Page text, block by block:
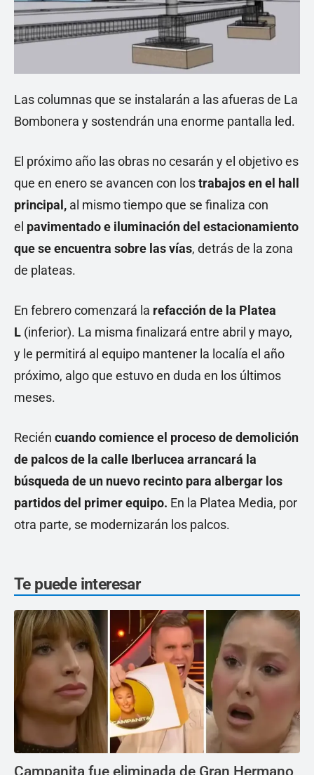
Las columnas que se instalarán a las afueras de La
Bombonera y sostendrán una enorme pantalla led.
El próximo año las obras no cesarán y el objetivo es
que en enero se avancen con lostrabajos en el hall
principal, al mismo tiempo que se finaliza con
el pavimentado e iluminación del estacionamiento
que se encuentra sobre las vías, detrás de la zona
de plateas.
En febrero comenzará la refacción de la Platea
L (inferior). La misma finalizará entre abril y mayo,
y le permitirá al equipo mantener la localía el año
próximo, algo que estuvo en duda en los últimos
meses.
Recién cuando comience el proceso de demolición
de palcos de la calle Iberlucea arrancará la
búsqueda de un nuevo recinto para albergar los
partidos del primer equipo. En la Platea Media, por
otra parte, se modernizarán los palcos.
Te puede interesar
Campanita fue eliminada de Gran Hermano,